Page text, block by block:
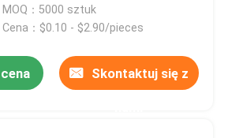
nietrzymaniem moczu
MOQ：5000 sztuk
Cena：$0.10 - $2.90/pieces
Skontaktuj się z